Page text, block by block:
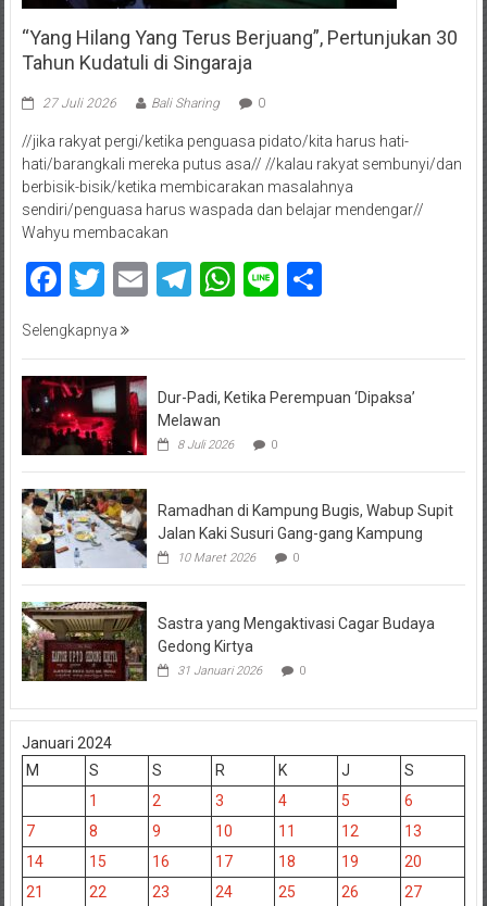
“Yang Hilang Yang Terus Berjuang”, Pertunjukan 30
Tahun Kudatuli di Singaraja
27 Juli 2026 Bali Sharing 0
//jika rakyat pergi/ketika penguasa pidato/kita harus hati-
hati/barangkali mereka putus asa// //kalau rakyat sembunyi/dan
berbisik-bisik/ketika membicarakan masalahnya
sendiri/penguasa harus waspada dan belajar mendengar//
Wahyu membacakan
Facebook
Twitter
EmailTelegram
WhatsApp
LineShare
Selengkapnya
Dur-Padi, Ketika Perempuan ‘Dipaksa’
Melawan
8 Juli 2026 0
Ramadhan di Kampung Bugis, Wabup Supit
Jalan Kaki Susuri Gang-gang Kampung
10 Maret 2026 0
Sastra yang Mengaktivasi Cagar Budaya
Gedong Kirtya
31 Januari 2026 0
Januari 2024
M
S S R K J
S
1
2 3 4 5
6
7
8 9 10 11 12
13
14
15 16 17 18 19
20
21
22 23 24 25 26 27